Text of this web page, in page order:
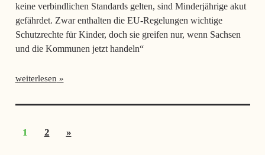
keine verbindlichen Standards gelten, sind Minderjährige akut
gefährdet. Zwar enthalten die EU‑Regelungen wichtige
Schutzrechte für Kinder, doch sie greifen nur, wenn Sachsen
und die Kommunen jetzt handeln“
weiterlesen
Seitennummerierung
1 2
Nächste
»